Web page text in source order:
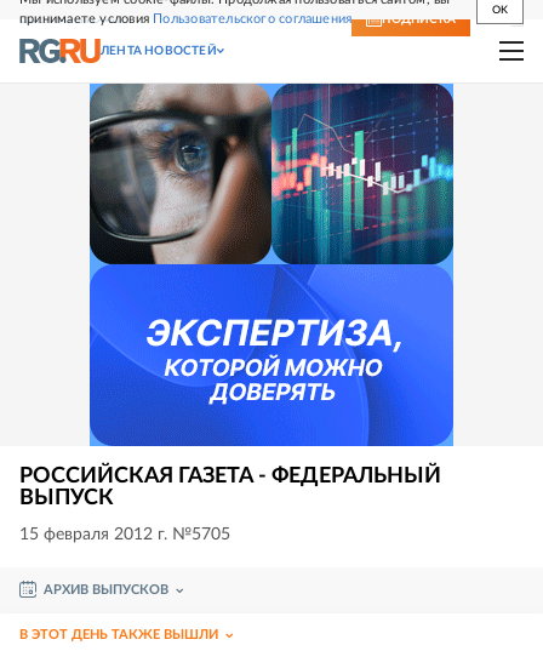
принимаете условия Пользовательского соглашения
OK
СВЕЖИЙ НОМЕР ПОДПИСКА
ЛЕНТА НОВОСТЕЙ
РОССИЙСКАЯ ГАЗЕТА - ФЕДЕРАЛЬНЫЙ
ВЫПУСК
15 февраля 2012 г. №5705
АРХИВ ВЫПУСКОВ
В ЭТОТ ДЕНЬ ТАКЖЕ ВЫШЛИ